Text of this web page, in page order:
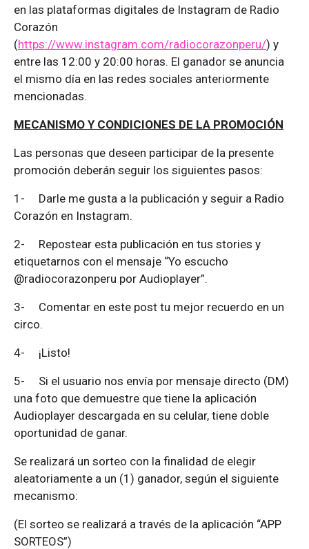
en las plataformas digitales de Instagram de Radio
Corazón
(https://www.instagram.com/radiocorazonperu/) y
entre las 12:00 y 20:00 horas. El ganador se anuncia
el mismo día en las redes sociales anteriormente
mencionadas.
MECANISMO Y CONDICIONES DE LA PROMOCIÓN
Las personas que deseen participar de la presente
promoción deberán seguir los siguientes pasos:
1- Darle me gusta a la publicación y seguir a Radio
Corazón en Instagram.
2- Repostear esta publicación en tus stories y
etiquetarnos con el mensaje “Yo escucho
@radiocorazonperu por Audioplayer”.
3- Comentar en este post tu mejor recuerdo en un
circo.
4- ¡Listo!
5- Si el usuario nos envía por mensaje directo (DM)
una foto que demuestre que tiene la aplicación
Audioplayer descargada en su celular, tiene doble
oportunidad de ganar.
Se realizará un sorteo con la finalidad de elegir
aleatoriamente a un (1) ganador, según el siguiente
mecanismo:
(El sorteo se realizará a través de la aplicación “APP
SORTEOS”)